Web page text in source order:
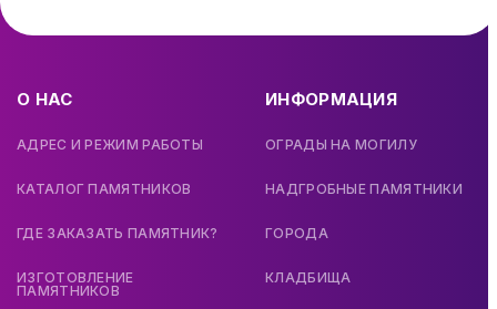
О НАС
АДРЕС И РЕЖИМ РАБОТЫ
КАТАЛОГ ПАМЯТНИКОВ
ГДЕ ЗАКАЗАТЬ ПАМЯТНИК?
ИЗГОТОВЛЕНИЕ
ПАМЯТНИКОВ
ИНФОРМАЦИЯ
ОГРАДЫ НА МОГИЛУ
НАДГРОБНЫЕ ПАМЯТНИКИ
ГОРОДА
КЛАДБИЩА